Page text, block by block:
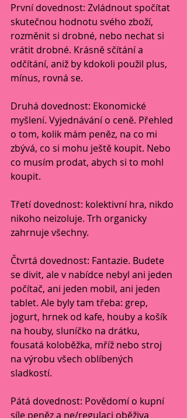
První dovednost: Zvládnout spočítat
skutečnou hodnotu svého zboží,
rozměnit si drobné, nebo nechat si
vrátit drobné. Krásně sčítání a
odčítání, aniž by kdokoli použil plus,
mínus, rovná se.
Druhá dovednost: Ekonomické
myšlení. Vyjednávání o ceně. Přehled
o tom, kolik mám peněz, na co mi
zbývá, co si mohu ještě koupit. Nebo
co musím prodat, abych si to mohl
koupit.
Třetí dovednost: kolektivní hra, nikdo
nikoho neizoluje. Trh organicky
zahrnuje všechny.
Čtvrtá dovednost: Fantazie. Budete
se divit, ale v nabídce nebyl ani jeden
počítač, ani jeden mobil, ani jeden
tablet. Ale byly tam třeba: grep,
jogurt, hrnek od kafe, houby a košík
na houby, sluníčko na drátku,
fousatá koloběžka, mříž nebo stroj
na výrobu všech oblíbených
sladkostí.
Pátá dovednost: Povědomí o kupní
síle peněz a ne/regulaci oběživa